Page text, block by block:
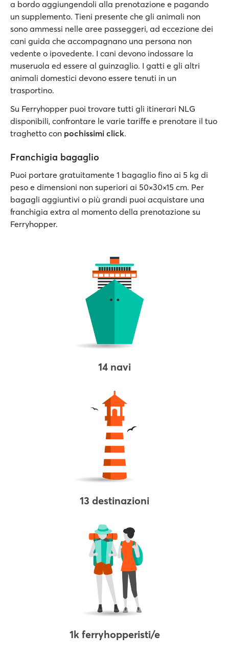
a bordo aggiungendoli alla prenotazione e pagando
un supplemento. Tieni presente che gli animali non
sono ammessi nelle aree passeggeri, ad eccezione dei
cani guida che accompagnano una persona non
vedente o ipovedente. I cani devono indossare la
museruola ed essere al guinzaglio. I gatti e gli altri
animali domestici devono essere tenuti in un
trasportino.
Su Ferryhopper puoi trovare tutti gli itinerari NLG
disponibili, confrontare le varie tariffe e prenotare il tuo
traghetto con pochissimi click.
Franchigia bagaglio
Puoi portare gratuitamente 1 bagaglio fino ai 5 kg di
peso e dimensioni non superiori ai 50×30×15 cm. Per
bagagli aggiuntivi o più grandi puoi acquistare una
franchigia extra al momento della prenotazione su
Ferryhopper.
14 navi
13 destinazioni
1k ferryhopperisti/e